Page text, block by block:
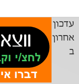
עדכון
אחרון
ב